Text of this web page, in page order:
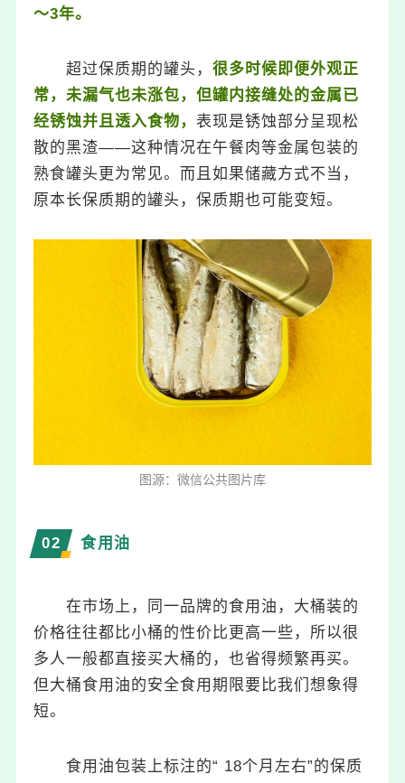
～3年。
超过保质期的罐头， 很多时候即便外观正
常，未漏气也未涨包，但罐内接缝处的金属已
经锈蚀并且透入食物， 表现是锈蚀部分呈现松
散的黑渣——这种情况在午餐肉等金属包装的
熟食罐头更为常见。而且如果储藏方式不当，
原本长保质期的罐头，保质期也可能变短。
图源：微信公共图片库
02 食用油
在市场上，同一品牌的食用油，大桶装的
价格往往都比小桶的性价比更高一些，所以很
多人一般都直接买大桶的，也省得频繁再买。
但大桶食用油的安全食用期限要比我们想象得
短。
食用油包装上标注的“ 18个月左右”的保质